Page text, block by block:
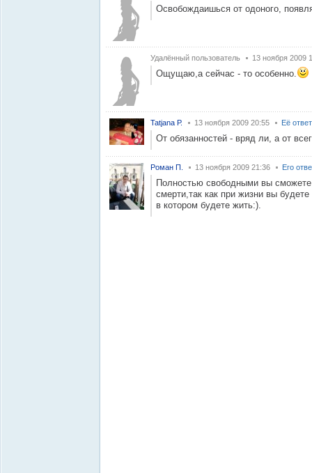
Освобождаишься от одоного,
Удалённый пользователь 13 ноября 2009
Ощущаю,а сейчас - то особенно.
Tatjana Р. 13 ноября 2009 20:55 Её
От обязанностей - вряд ли, а от
Роман П. 13 ноября 2009 21:36 Его
Полностью свободными вы сможете
смерти,так как при жизни вы
в котором будете жить:).